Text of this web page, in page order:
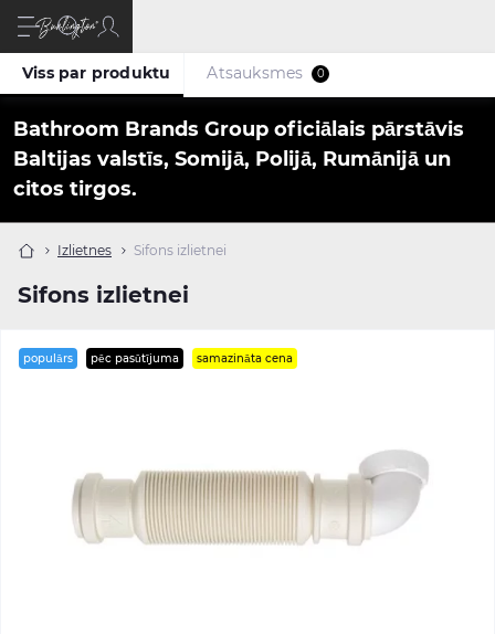
Bathroom Brands Group oficiālais pārstāvis
Baltijas valstīs, Somijā, Polijā, Rumānijā un
citos tirgos.
Izlietnes Sifons izlietnei
Sifons izlietnei
Viss par produktu Atsauksmes 0
populārs pēc pasūtījuma samazināta cena